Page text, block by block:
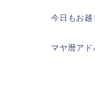
今日もお越
マヤ暦アド